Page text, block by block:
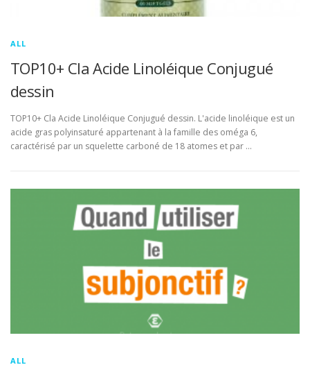
ALL
TOP10+ Cla Acide Linoléique Conjugué
dessin
TOP10+ Cla Acide Linoléique Conjugué dessin. L'acide linoléique est un
acide gras polyinsaturé appartenant à la famille des oméga 6,
caractérisé par un squelette carboné de 18 atomes et par …
ALL